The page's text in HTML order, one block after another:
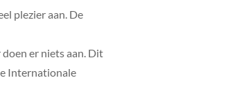
plezier aan. De
doen er niets aan. Dit
Internationale